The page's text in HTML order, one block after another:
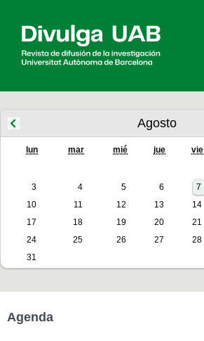
Artículos Entrevistas Vídeos
English Català
Agosto
lun mar mié jue vie
3
4 5 6 7
10
11 12 13 14
17
18 19 20 21
24
25 26 27 28
31
Agenda